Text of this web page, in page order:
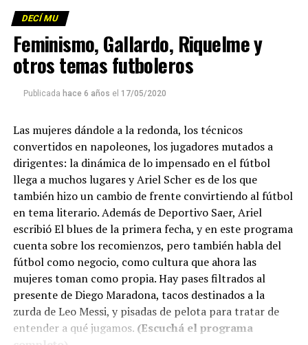
DECÍ MU
Feminismo, Gallardo, Riquelme y
otros temas futboleros
Publicada hace 6 años el 17/05/2020
Las mujeres dándole a la redonda, los técnicos
convertidos en napoleones, los jugadores mutados a
dirigentes: la dinámica de lo impensado en el fútbol
llega a muchos lugares y Ariel Scher es de los que
también hizo un cambio de frente convirtiendo al fútbol
en tema literario. Además de Deportivo Saer, Ariel
escribió El blues de la primera fecha, y en este programa
cuenta sobre los recomienzos, pero también habla del
fútbol como negocio, como cultura que ahora las
mujeres toman como propia. Hay pases filtrados al
presente de Diego Maradona, tacos destinados a la
zurda de Leo Messi, y pisadas de pelota para tratar de
entender a qué jugamos. (Escuchá el programa